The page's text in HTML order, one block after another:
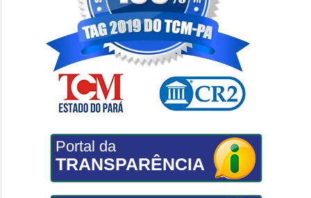
Portal da
TRANSPARÊNCIA